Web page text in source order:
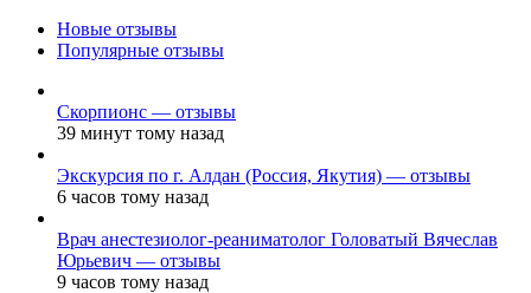
Новые отзывы
Популярные отзывы
Скорпионс — отзывы
39 минут тому назад
Экскурсия по г. Алдан (Россия, Якутия) — отзывы
6 часов тому назад
Врач анестезиолог-реаниматолог Головатый Вячеслав
Юрьевич — отзывы
9 часов тому назад